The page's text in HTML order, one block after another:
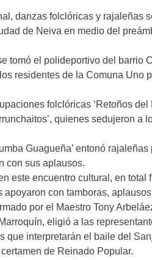
danzas folclóricas y rajaleñas
de Neiva en medio del
tomó el polideportivo del barrio
residentes de la Comuna Uno
folclóricas ‘Retoños del
quienes sedujeron a
Guagueña’ entonó
con sus aplausos.
este encuentro cultural, en total
con tamboras,
por el Maestro Tony
eligió a las
que interpretarán el baile del
de Reinado Popular.